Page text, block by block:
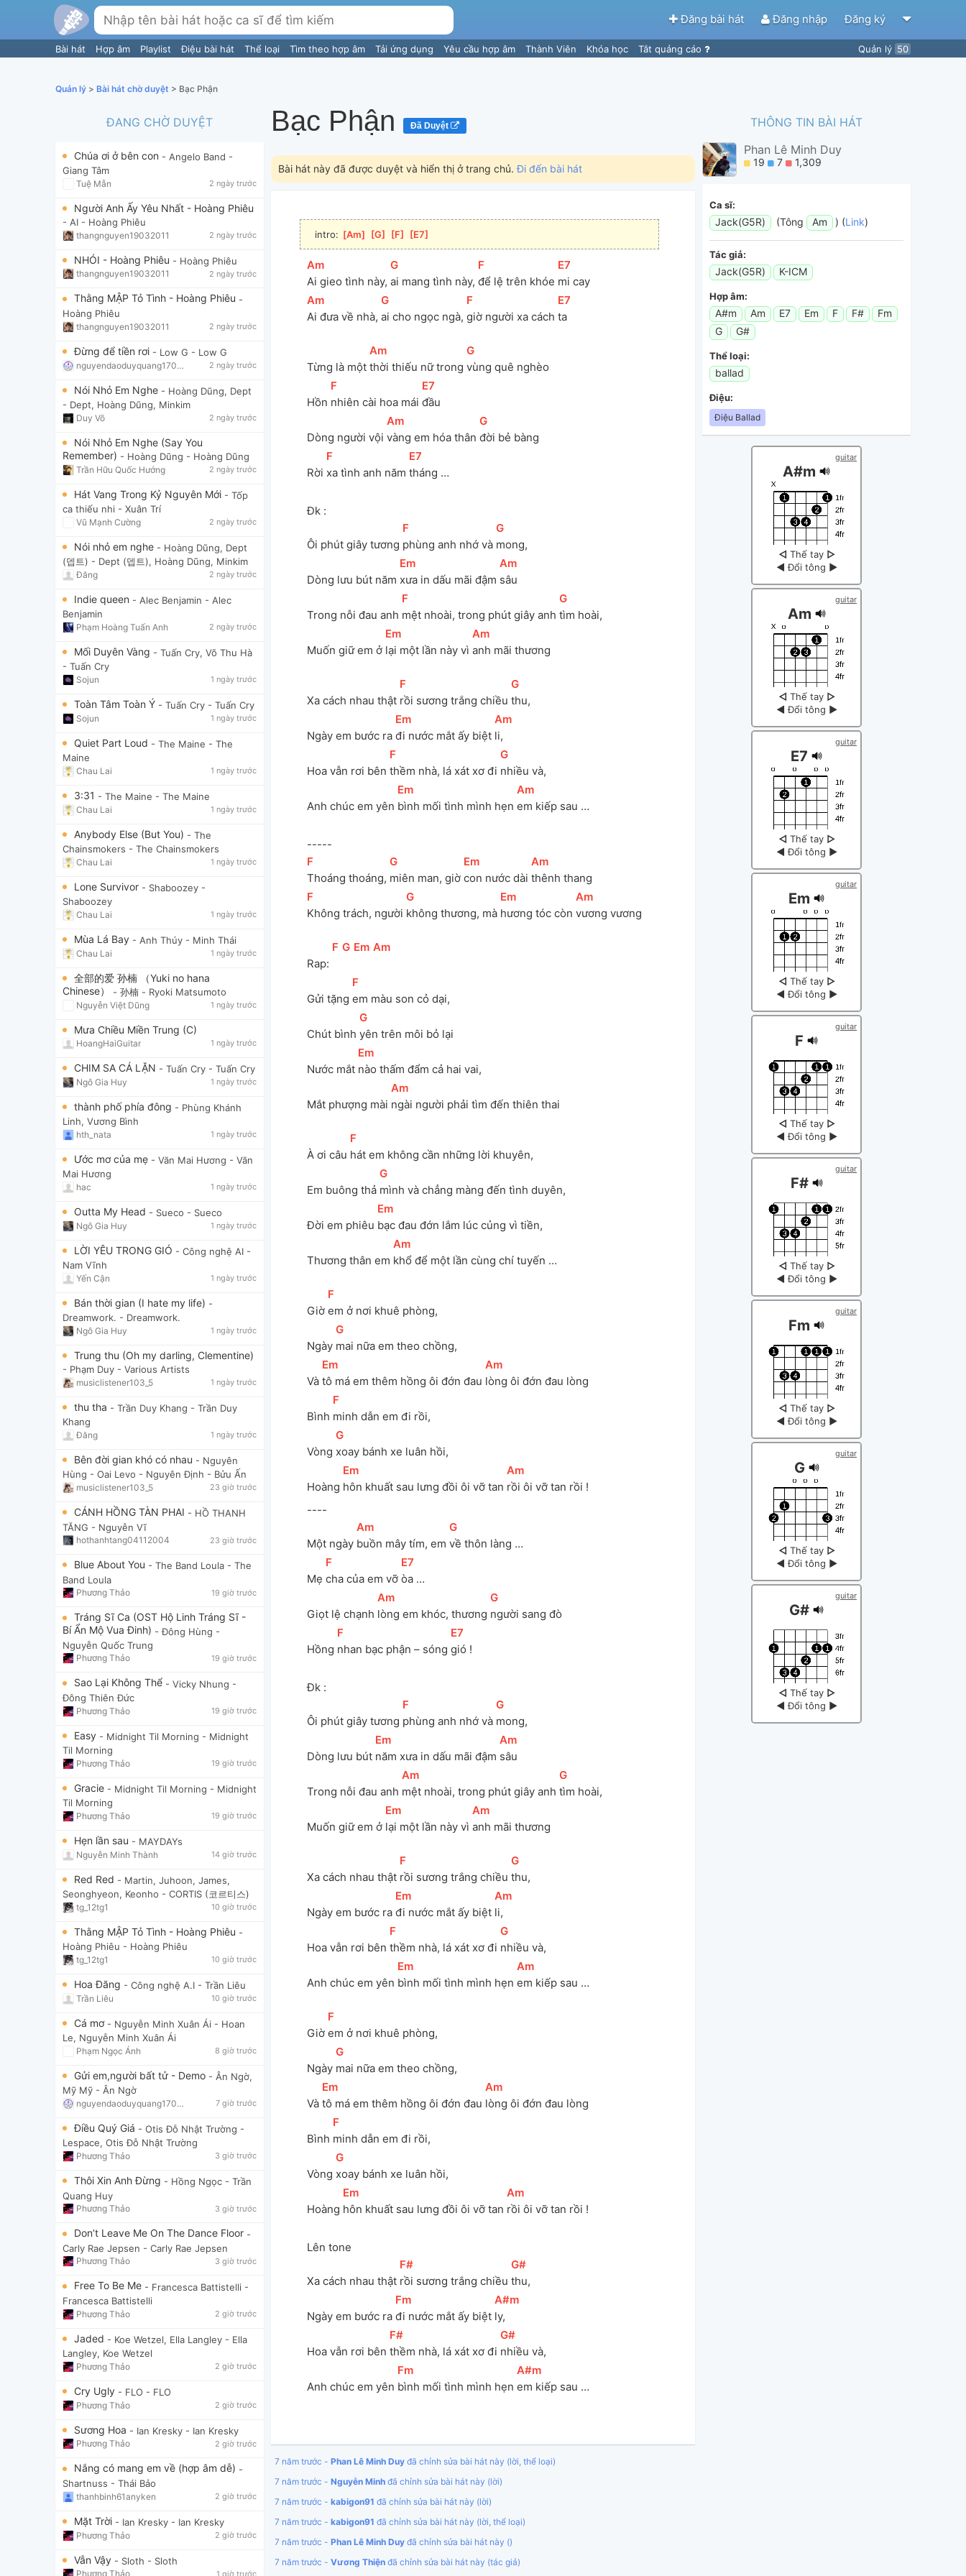
Đăng bài hát Đăng nhập Đăng ký
Bài hát Hợp âm Playlist Điệu bài hát Thể loại Tìm theo hợp âm Tải ứng dụng Yêu cầu hợp âm Thành Viên Khóa học Tắt quảng cáo Quản lý 50
Quản lý > Bài hát chờ duyệt > Bạc Phận
ĐANG CHỜ DUYỆT
Chúa ơi ở bên con - Angelo Band -
Giang Tâm
Tuệ Mẫn 2 ngày trước
Người Anh Ấy Yêu Nhất - Hoàng Phiêu
- AI - Hoàng Phiêu
thangnguyen19032011 2 ngày trước
NHÓI - Hoàng Phiêu - Hoàng Phiêu
thangnguyen19032011 2 ngày trước
Thằng MẬP Tỏ Tình - Hoàng Phiêu -
Hoàng Phiêu
thangnguyen19032011 2 ngày trước
Đừng để tiền rơi - Low G - Low G
nguyendaoduyquang17021 2 ngày trước
Nói Nhỏ Em Nghe - Hoàng Dũng, Dept
- Dept, Hoàng Dũng, Minkim
Duy Võ 2 ngày trước
Nói Nhỏ Em Nghe (Say You
Remember) - Hoàng Dũng - Hoàng Dũng
Trần Hữu Quốc Hướng 2 ngày trước
Hát Vang Trong Kỷ Nguyên Mới - Tốp
ca thiếu nhi - Xuân Trí
Vũ Mạnh Cường 2 ngày trước
Nói nhỏ em nghe - Hoàng Dũng, Dept
(뎁트) - Dept (뎁트), Hoàng Dũng, Minkim
Đăng 2 ngày trước
Indie queen - Alec Benjamin - Alec
Benjamin
Phạm Hoàng Tuấn Anh 2 ngày trước
Mối Duyên Vàng - Tuấn Cry, Võ Thu Hà
- Tuấn Cry
Sojun 1 ngày trước
Toàn Tâm Toàn Ý - Tuấn Cry - Tuấn Cry
Sojun 1 ngày trước
Quiet Part Loud - The Maine - The
Maine
Chau Lai 1 ngày trước
3:31 - The Maine - The Maine
Chau Lai 1 ngày trước
Anybody Else (But You) - The
Chainsmokers - The Chainsmokers
Chau Lai 1 ngày trước
Lone Survivor - Shaboozey -
Shaboozey
Chau Lai 1 ngày trước
Mùa Lá Bay - Anh Thúy - Minh Thái
Chau Lai 1 ngày trước
全部的爱 孙楠 （Yuki no hana
Chinese） - 孙楠 - Ryoki Matsumoto
Nguyễn Việt Dũng 1 ngày trước
Mưa Chiều Miền Trung (C)
HoangHaiGuitar 1 ngày trước
CHIM SA CÁ LẶN - Tuấn Cry - Tuấn Cry
Ngô Gia Huy 1 ngày trước
thành phố phía đông - Phùng Khánh
Linh, Vương Bình
hth_nata 1 ngày trước
Ước mơ của mẹ - Văn Mai Hương - Văn
Mai Hương
hac 1 ngày trước
Outta My Head - Sueco - Sueco
Ngô Gia Huy 1 ngày trước
LỜI YÊU TRONG GIÓ - Công nghệ AI -
Nam Vĩnh
Yến Cận 1 ngày trước
Bán thời gian (I hate my life) -
Dreamwork. - Dreamwork.
Ngô Gia Huy 1 ngày trước
Trung thu (Oh my darling, Clementine)
- Phạm Duy - Various Artists
musiclistener103_5 1 ngày trước
thu tha - Trần Duy Khang - Trần Duy
Khang
Đăng 1 ngày trước
Bên đời gian khó có nhau - Nguyên
Hùng - Oai Levo - Nguyên Định - Bửu Ấn
musiclistener103_5 23 giờ trước
CÁNH HỒNG TÀN PHAI - HỒ THANH
TĂNG - Nguyễn Vĩ
hothanhtang04112004 23 giờ trước
Blue About You - The Band Loula - The
Band Loula
Phương Thảo 19 giờ trước
Tráng Sĩ Ca (OST Hộ Linh Tráng Sĩ -
Bí Ẩn Mộ Vua Đinh) - Đông Hùng -
Nguyễn Quốc Trung
Phương Thảo 19 giờ trước
Sao Lại Không Thể - Vicky Nhung -
Đông Thiên Đức
Phương Thảo 19 giờ trước
Easy - Midnight Til Morning - Midnight
Til Morning
Phương Thảo 19 giờ trước
Gracie - Midnight Til Morning - Midnight
Til Morning
Phương Thảo 19 giờ trước
Hẹn lần sau - MAYDAYs
Nguyễn Minh Thành 14 giờ trước
Red Red - Martin, Juhoon, James,
Seonghyeon, Keonho - CORTIS (코르티스)
tg_12tg1 10 giờ trước
Thằng MẬP Tỏ Tình - Hoàng Phiêu -
Hoàng Phiêu - Hoàng Phiêu
tg_12tg1 10 giờ trước
Hoa Đăng - Công nghệ A.I - Trần Liêu
Trần Liêu 10 giờ trước
Cá mơ - Nguyễn Minh Xuân Ái - Hoan
Le, Nguyễn Minh Xuân Ái
Phạm Ngọc Ánh 8 giờ trước
Gửi em,người bất tử - Demo - Ân Ngờ,
Mỹ Mỹ - Ân Ngờ
nguyendaoduyquang17021 7 giờ trước
Điều Quý Giá - Otis Đỗ Nhật Trường -
Lespace, Otis Đỗ Nhật Trường
Phương Thảo 3 giờ trước
Thôi Xin Anh Đừng - Hồng Ngọc - Trần
Quang Huy
Phương Thảo 3 giờ trước
Don’t Leave Me On The Dance Floor -
Carly Rae Jepsen - Carly Rae Jepsen
Phương Thảo 3 giờ trước
Free To Be Me - Francesca Battistelli -
Francesca Battistelli
Phương Thảo 2 giờ trước
Jaded - Koe Wetzel, Ella Langley - Ella
Langley, Koe Wetzel
Phương Thảo 2 giờ trước
Cry Ugly - FLO - FLO
Phương Thảo 2 giờ trước
Sương Hoa - Ian Kresky - Ian Kresky
Phương Thảo 2 giờ trước
Nắng có mang em về (hợp âm dễ) -
Shartnuss - Thái Bảo
thanhbinh61anyken 2 giờ trước
Mặt Trời - Ian Kresky - Ian Kresky
Phương Thảo 2 giờ trước
Vẫn Vậy - Sloth - Sloth
Phương Thảo 1 giờ trước
Bạc Phận Đã Duyệt
Bài hát này đã được duyệt và hiển thị ở trang chủ.Đi đến bài hát
intro: [Am [G [F [E7
[
Am
Ai gieo tình này,
[
G
ai mang tình này,
[F
để lệ trên khóe
[E7
mi cay
[
Am
Ai đưa về nhà,
[
G
ai cho ngọc ngà,
[F
giờ người xa cách
[E7
ta
Từng là một
[
Am
thời thiếu nữ trong
[
G
vùng quê nghèo
Hồn
[F
nhiên cài hoa mái
[E7
đầu
Dòng người vội
[
Am
vàng em hóa thân
[
G
đời bẻ bàng
Rời
[F
xa tình anh năm
[E7
tháng …
Đk :
Ôi phút giây tương
[F
phùng anh nhớ và
[
G
mong,
Dòng lưu bút năm
[Em
xưa in dấu mãi đậm
[
Am
sâu
Trong nỗi đau anh
[F
mệt nhoài, trong phút giây anh
[
G
tìm hoài,
Muốn giữ em ở
[Em
lại một lần này vì
[
Am
anh mãi thương
Xa cách nhau thật
[F
rồi sương trắng chiều
[
G
thu,
Ngày em bước ra
[Em
đi nước mắt ấy biệt
[
Am
li,
Hoa vẫn rơi bên
[F
thềm nhà, lá xát xơ đi
[
G
nhiều và,
Anh chúc em yên
[Em
bình mối tình mình hẹn
[
Am
em kiếp sau …
-----
[F
Thoáng thoáng,
[
G
miên man, giờ
[Em
con nước dài
[
Am
thênh thang
[F
Không trách, người
[
G
không thương, mà
[Em
hương tóc còn
[
Am
vương vương
Rap:
[F ]
[
G ][Em ]
[
Am
Gửi tặng
[F
em màu son cỏ dại,
Chút bình
[
G
yên trên môi bỏ lại
Nước mắt
[Em
nào thấm đẩm cả hai vai,
Mắt phượng mài
[
Am
ngài người phải tìm đến thiên thai
À ơi câu
[F
hát em không cần những lời khuyên,
Em buông thả
[
G
mình và chẳng màng đến tình duyên,
Đời em phiêu
[Em
bạc đau đớn lắm lúc củng vì tiền,
Thương thân em
[
Am
khổ để một lần cùng chí tuyến …
Giờ
[F
em ở nơi khuê phòng,
Ngày
[
G
mai nữa em theo chồng,
Và
[Em
tô má em thêm hồng ôi đớn đau
[
Am
lòng ôi đớn đau lòng
Bình
[F
minh dẫn em đi rồi,
Vòng
[
G
xoay bánh xe luân hồi,
Hoàng
[Em
hôn khuất sau lưng đồi ôi vỡ tan
[
Am
rồi ôi vỡ tan rồi !
----
Một ngày
[
Am
buồn mây tím, em
[
G
về thôn làng …
Mẹ
[F
cha của em vỡ
[E7
òa …
Giọt lệ chạnh
[
Am
lòng em khóc, thương
[
G
người sang đò
Hồng
[F
nhan bạc phận – sóng
[E7
gió !
Đk :
Ôi phút giây tương
[F
phùng anh nhớ và
[
G
mong,
Dòng lưu bút
[Em
năm xưa in dấu mãi đậm
[
Am
sâu
Trong nỗi đau anh
[
Am
mệt nhoài, trong phút giây anh
[
G
tìm hoài,
Muốn giữ em ở
[Em
lại một lần này vì
[
Am
anh mãi thương
Xa cách nhau thật
[F
rồi sương trắng chiều
[
G
thu,
Ngày em bước ra
[Em
đi nước mắt ấy biệt
[
Am
li,
Hoa vẫn rơi bên
[F
thềm nhà, lá xát xơ đi
[
G
nhiều và,
Anh chúc em yên
[Em
bình mối tình mình hẹn
[
Am
em kiếp sau …
Giờ
[F
em ở nơi khuê phòng,
Ngày
[
G
mai nữa em theo chồng,
Và
[Em
tô má em thêm hồng ôi đớn đau
[
Am
lòng ôi đớn đau lòng
Bình
[F
minh dẫn em đi rồi,
Vòng
[
G
xoay bánh xe luân hồi,
Hoàng
[Em
hôn khuất sau lưng đồi ôi vỡ tan
[
Am
rồi ôi vỡ tan rồi !
Lên tone
Xa cách nhau thật
[F#
rồi sương trắng chiều
[
G#
thu,
Ngày em bước ra
[Fm
đi nước mắt ấy biệt
[
A#m
ly,
Hoa vẫn rơi bên
[F#
thềm nhà, lá xát xơ đi
[
G#
nhiều và,
Anh chúc em yên
[Fm
bình mối tình mình hẹn
[
A#m
em kiếp sau …﻿
7 năm trước - Phan Lê Minh Duy đã chỉnh sửa bài hát này (lời, thể loại)
7 năm trước - Nguyễn Minh đã chỉnh sửa bài hát này (lời)
7 năm trước - kabigon91 đã chỉnh sửa bài hát này (lời)
7 năm trước - kabigon91 đã chỉnh sửa bài hát này (lời, thể loại)
7 năm trước - Phan Lê Minh Duy đã chỉnh sửa bài hát này ()
7 năm trước - Vương Thiện đã chỉnh sửa bài hát này (tác giả)
THÔNG TIN BÀI HÁT
Phan Lê Minh Duy
19 7 1,309
Ca sĩ:
Jack(G5R) (Tông Am ) (Link)
Tác giả:
Jack(G5R) K-ICM
Hợp âm:
A#m Am E7 Em F F#
Fm
G
G#
Thể loại:
ballad
Điệu:
Điệu Ballad
guitar
A#m
◁ Thế tay ▷
◀ Đổi tông ▶
guitar
Am
◁ Thế tay ▷
◀ Đổi tông ▶
guitar
E7
◁ Thế tay ▷
◀ Đổi tông ▶
guitar
Em
◁ Thế tay ▷
◀ Đổi tông ▶
guitar
F
◁ Thế tay ▷
◀ Đổi tông ▶
guitar
F#
◁ Thế tay ▷
◀ Đổi tông ▶
guitar
Fm
◁ Thế tay ▷
◀ Đổi tông ▶
guitar
G
◁ Thế tay ▷
◀ Đổi tông ▶
guitar
G#
◁ Thế tay ▷
◀ Đổi tông ▶